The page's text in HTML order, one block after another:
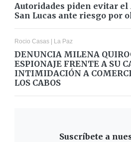
Autoridades piden evitar el
San Lucas ante riesgo por
Rocio Casas | La Paz
DENUNCIA MILENA
ESPIONAJE FRENTE A SU
INTIMIDACIÓN A
LOS CABOS
Suscríbete a